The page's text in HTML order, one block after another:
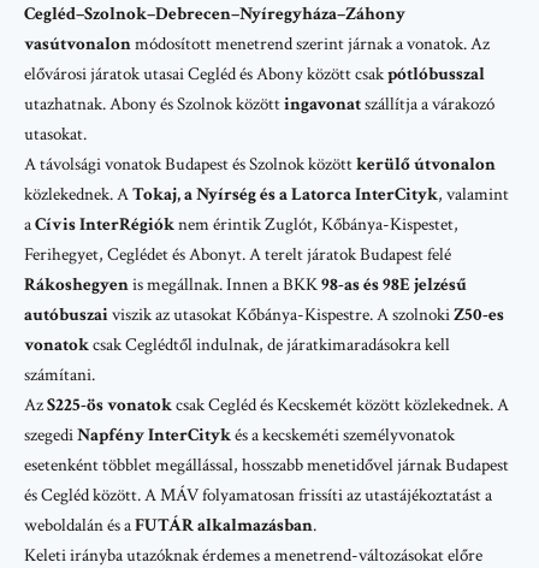
Cegléd–Szolnok–Debrecen–Nyíregyháza–Záhony
vasútvonalonmódosított menetrend szerint járnak a vonatok. Az
elővárosi járatok utasai Cegléd és Abony között csakpótlóbusszal
utazhatnak. Abony és Szolnok közöttingavonatszállítja a várakozó
utasokat.
A távolsági vonatok Budapest és Szolnok közöttkerülő útvonalon
közlekednek. ATokaj, a Nyírség és a Latorca InterCityk, valamint
aCívis InterRégióknem érintik Zuglót, Kőbánya-Kispestet,
Ferihegyet, Ceglédet és Abonyt. A terelt járatok Budapest felé
Rákoshegyenis megállnak. Innen aBKK98-as és 98E jelzésű
autóbuszaiviszik az utasokat Kőbánya-Kispestre. A szolnokiZ50-es
vonatokcsak Ceglédtől indulnak, de járatkimaradásokra kell
számítani.
AzS225-ös vonatokcsak Cegléd és Kecskemét között közlekednek. A
szegediNapfény InterCitykés a kecskeméti személyvonatok
esetenként többlet megállással, hosszabb menetidővel járnak Budapest
és Cegléd között. A MÁV folyamatosan frissíti az utastájékoztatást a
weboldalán és aFUTÁR alkalmazásban.
Keleti irányba utazóknak érdemes a menetrend-változásokat előre